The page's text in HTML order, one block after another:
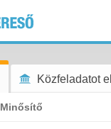
Közfeladatot
Minősítő